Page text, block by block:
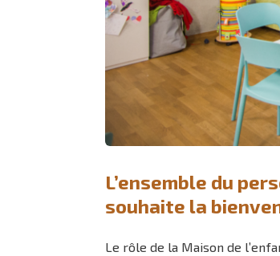
L’ensemble du
souhaite la
Le rôle de la Maison de